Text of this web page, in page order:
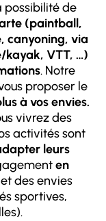
possibilité de
(paintball,
canyoning, via
kayak, VTT, …)
. Notre
proposer le
à vos envies.
vivrez des
activités sont
leurs
en
des envies
sportives,